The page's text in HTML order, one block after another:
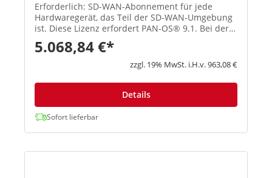
Erforderlich: SD-WAN-Abonnement für jede
Hardwaregerät, das Teil der SD-WAN-Umgebung
ist. Diese Lizenz erfordert PAN-OS® 9.1. Bei der
Nutzung von Prisma Access für den...
5.068,84 €*
zzgl. 19% MwSt. i.H.v. 963,08 €
Details
Sofort lieferbar